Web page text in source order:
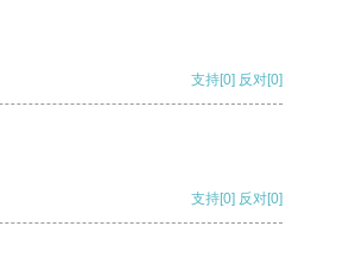
支持[0] 反对[0]
支持[0] 反对[0]